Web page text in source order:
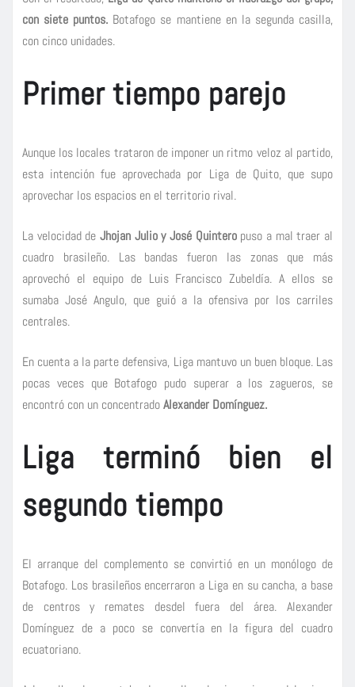
con siete puntos. Botafogo se mantiene en la segunda casilla,
con cinco unidades.
Primer tiempo parejo
Aunque los locales trataron de imponer un ritmo veloz al partido,
esta intención fue aprovechada por Liga de Quito, que supo
aprovechar los espacios en el territorio rival.
La velocidad de Jhojan Julio y José Quinteropuso a mal traer al
cuadro brasileño. Las bandas fueron las zonas que más
aprovechó el equipo de Luis Francisco Zubeldía. A ellos se
sumaba José Angulo, que guió a la ofensiva por los carriles
centrales.
En cuenta a la parte defensiva, Liga mantuvo un buen bloque. Las
pocas veces que Botafogo pudo superar a los zagueros, se
encontró con un concentradoAlexander Domínguez.
Liga terminó bien el
segundo tiempo
El arranque del complemento se convirtió en un monólogo de
Botafogo. Los brasileños encerraron a Liga en su cancha, a base
de centros y remates desdel fuera del área. Alexander
Domínguez de a poco se convertía en la figura del cuadro
ecuatoriano.